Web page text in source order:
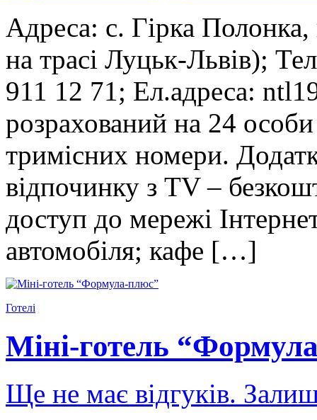
Адреса: с. Гірка
на трасі Луцьк-Львів);
911 12 71; Ел.адреса:
розрахований на 24
тримісних номери.
відпочинку з TV –
доступ до мережі
автомобіля; кафе […]
Готелі
Міні-готель
Ще не має відгуків.